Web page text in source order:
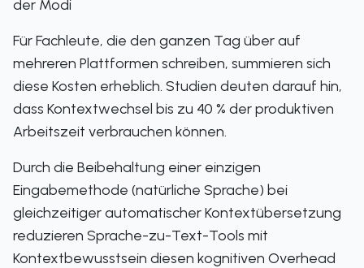
der Modi
Für Fachleute, die den ganzen Tag über auf
mehreren Plattformen schreiben, summieren sich
diese Kosten erheblich. Studien deuten darauf hin,
dass Kontextwechsel bis zu 40 % der produktiven
Arbeitszeit verbrauchen können.
Durch die Beibehaltung einer einzigen
Eingabemethode (natürliche Sprache) bei
gleichzeitiger automatischer Kontextübersetzung
reduzieren Sprache-zu-Text-Tools mit
Kontextbewusstsein diesen kognitiven Overhead